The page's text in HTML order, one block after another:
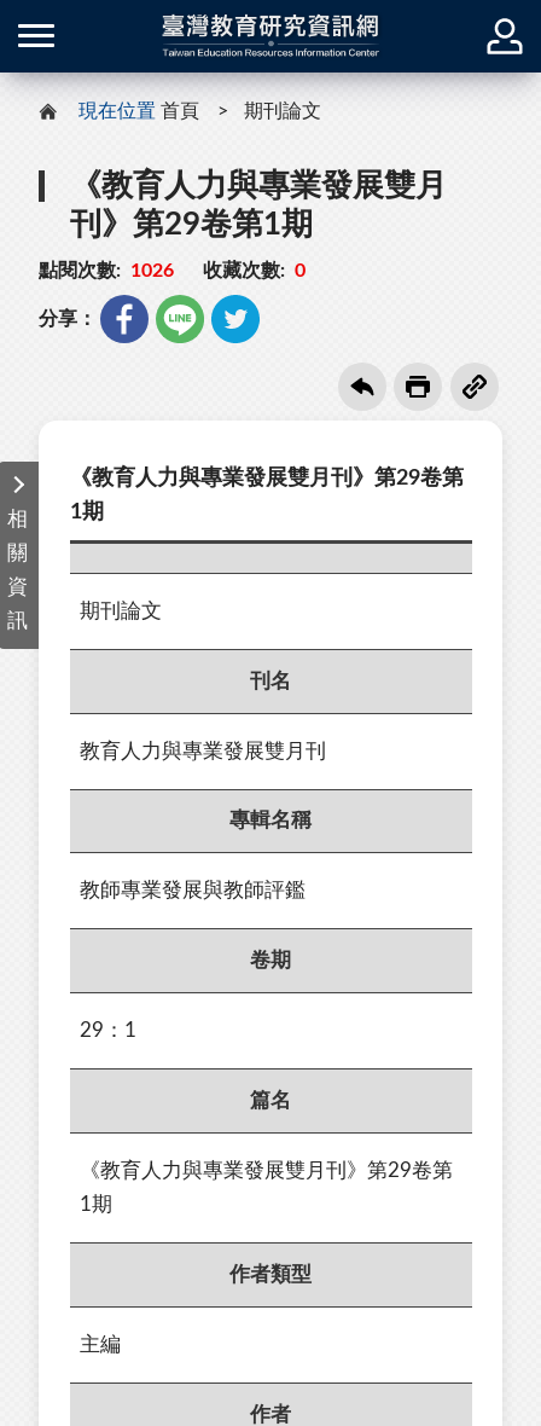
現在位置 首頁 期刊論文
《教育人力與專業發展雙月
刊》第29卷第1期
點閱次數: 1026 收藏次數: 0
分享：
相
關
資
訊
《教育人力與專業發展雙月刊》第29卷第
1期
期刊論文
刊名
教育人力與專業發展雙月刊
專輯名稱
教師專業發展與教師評鑑
卷期
29：1
篇名
《教育人力與專業發展雙月刊》第29卷第
1期
作者類型
主編
作者